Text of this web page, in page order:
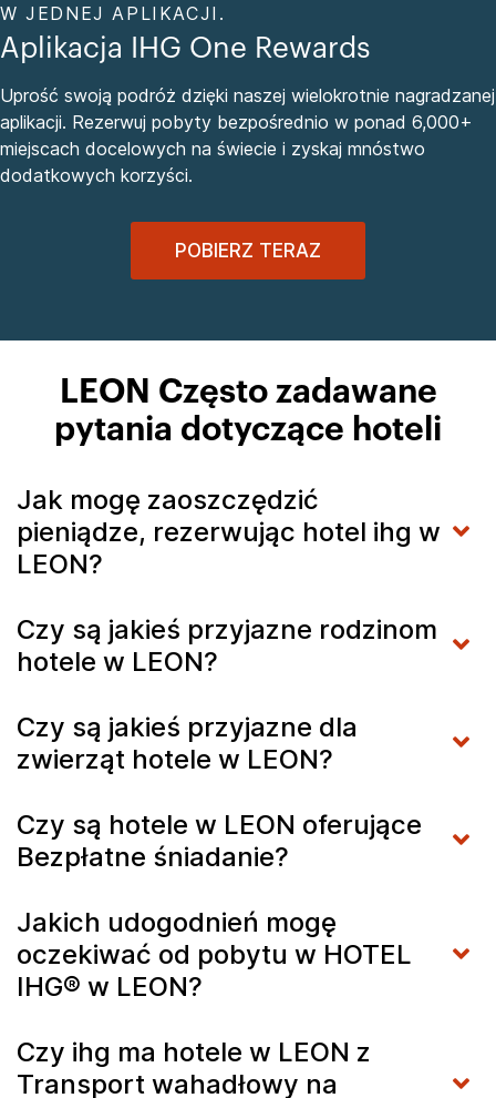
W JEDNEJ APLIKACJI.
Aplikacja IHG One Rewards
Uprość swoją podróż dzięki naszej wielokrotnie nagradzanej
aplikacji. Rezerwuj pobyty bezpośrednio w ponad 6,000+
miejscach docelowych na świecie i zyskaj mnóstwo
dodatkowych korzyści.
POBIERZ TERAZ
LEON Często zadawane
pytania dotyczące hoteli
Jak mogę zaoszczędzić
pieniądze, rezerwując hotel ihg w
LEON?
Czy są jakieś przyjazne rodzinom
hotele w LEON?
Czy są jakieś przyjazne dla
zwierząt hotele w LEON?
Czy są hotele w LEON oferujące
Bezpłatne śniadanie?
Jakich udogodnień mogę
oczekiwać od pobytu w HOTEL
IHG® w LEON?
Czy ihg ma hotele w LEON z
Transport wahadłowy na